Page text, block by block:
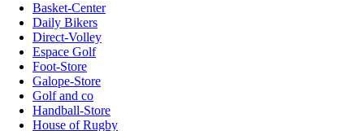
Basket-Center
Daily Bikers
Direct-Volley
Espace Golf
Foot-Store
Galope-Store
Golf and co
Handball-Store
House of Rugby